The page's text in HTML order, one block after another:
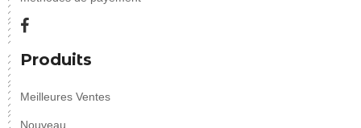
Produits
Meilleures Ventes
Nouveau